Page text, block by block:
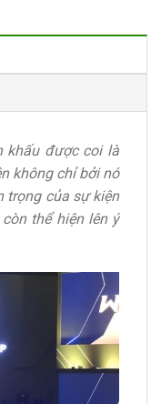
khấu được coi là
không chỉ bởi nó
trọng của sự kiện
thể hiện lên ý